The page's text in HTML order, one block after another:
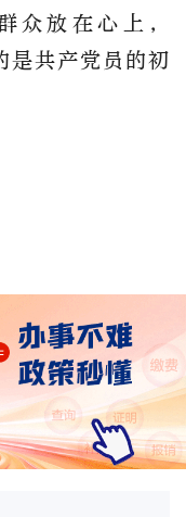
放在心上，
共产党员的初